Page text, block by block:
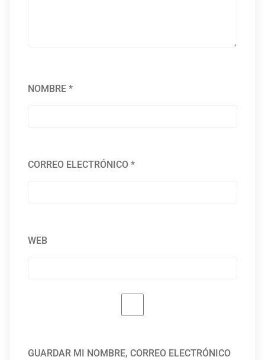
NOMBRE*
CORREO ELECTRÓNICO*
WEB
GUARDAR MI NOMBRE, CORREO ELECTRÓNICO